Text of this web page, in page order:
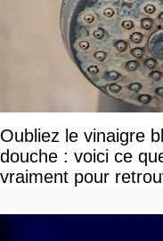
Oubliez le vinaigre
douche : voici ce
vraiment pour